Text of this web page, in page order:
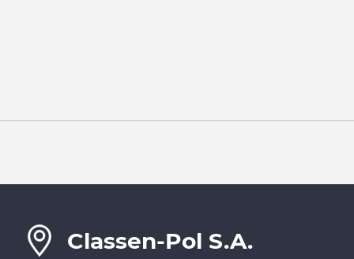
Classen-Pol S.A.